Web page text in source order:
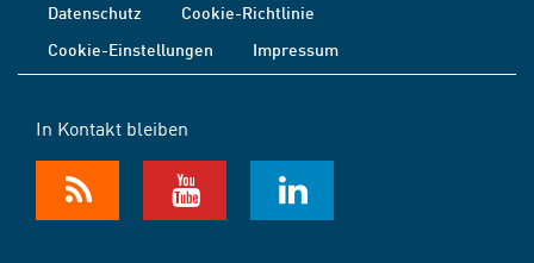
Datenschutz
Cookie-Richtlinie
Cookie-Einstellungen
Impressum
In Kontakt bleiben